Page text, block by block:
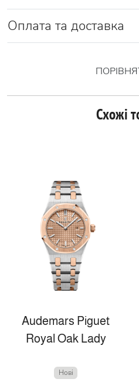
Оплата та доставка
Схожі
Audemars Piguet
Royal Oak Lady
Нові